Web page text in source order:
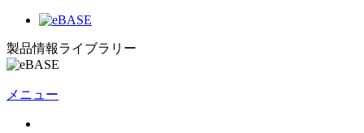
製品情報ライブラリー
メニュー